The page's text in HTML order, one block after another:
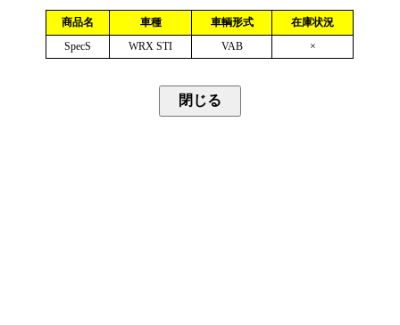
商品名 車種 車輌形式
在庫状況
SpecS
WRX STI VAB ×